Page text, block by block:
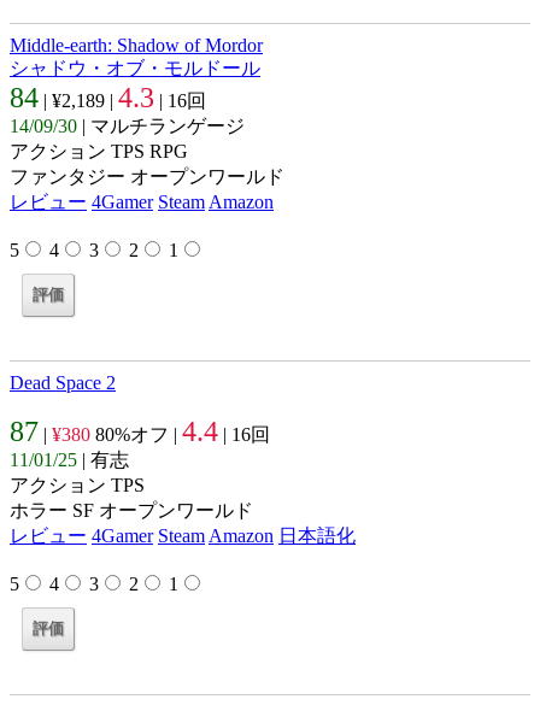
Middle-earth: Shadow of Mordor
シャドウ・オブ・モルドール
84 | ¥2,189 | 4.3 | 16回
14/09/30 | マルチランゲージ
アクション TPS RPG
ファンタジー オープンワールド
レビュー 4Gamer Steam Amazon
5 4 3 2 1
Dead Space 2
87 | ¥380 80%オフ | 4.4 | 16回
11/01/25 | 有志
アクション TPS
ホラー SF オープンワールド
レビュー 4Gamer Steam Amazon 日本語化
5 4 3 2 1